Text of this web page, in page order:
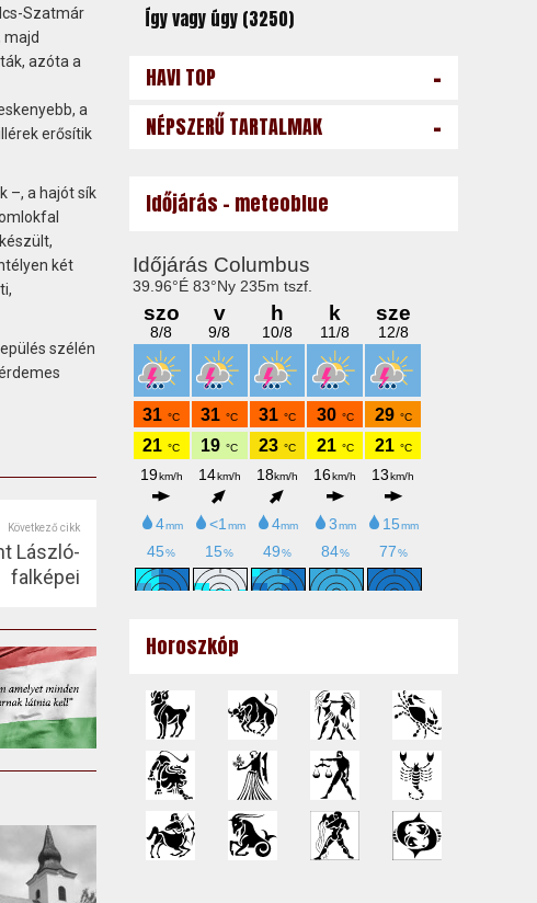
Szatmár
azóta a
a
erősítik
–, a hajót sík
két
szélén
Következő cikk
László-
falképei
Így vagy úgy (3250)
HAVI TOP -
NÉPSZERŰ TARTALMAK -
Időjárás - meteoblue
Horoszkóp